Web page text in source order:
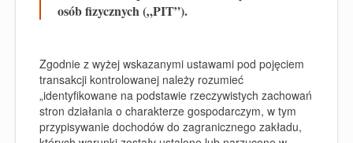
osób fizycznych („PIT”).
Zgodnie z wyżej wskazanymi ustawami pod pojęciem
transakcji kontrolowanej należy rozumieć
„identyfikowane na podstawie rzeczywistych zachowań
stron działania o charakterze gospodarczym, w tym
przypisywanie dochodów do zagranicznego zakładu,